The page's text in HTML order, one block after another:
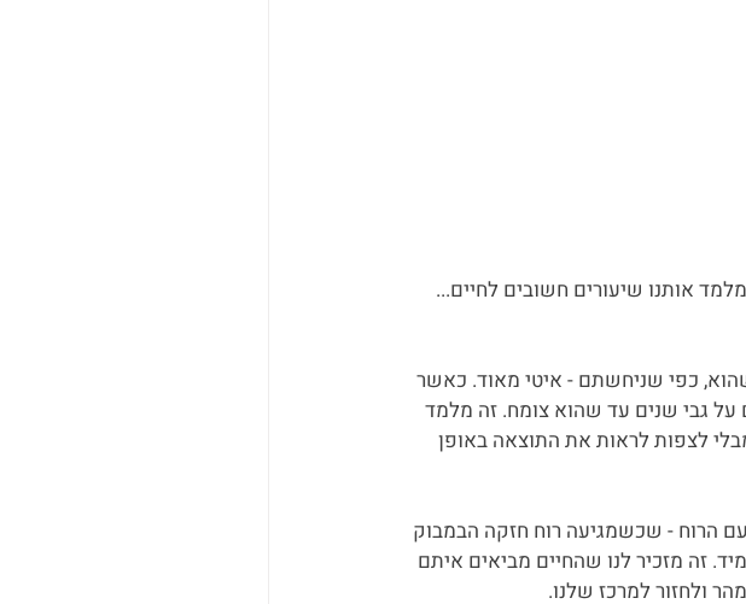
אותנו שיעורים חשובים לחיים...
כפי שניחשתם - איטי מאוד. כאשר
גבי שנים עד שהוא צומח. זה מלמד
לצפות לראות את התוצאה באופן
הרוח - שכשמגיעה רוח חזקה הבמבוק
זה מזכיר לנו שהחיים מביאים איתם
ולחזור למרכז שלנו.